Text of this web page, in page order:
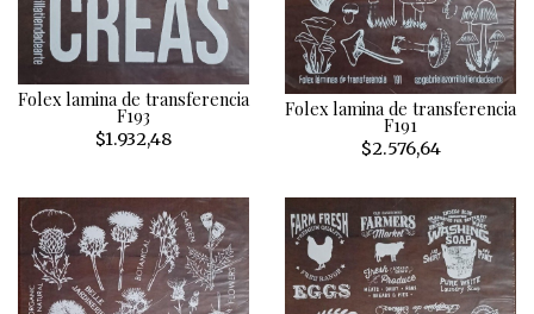
Folex lamina de transferencia
F193
$1.932,48
Folex lamina de transferencia
F191
$2.576,64